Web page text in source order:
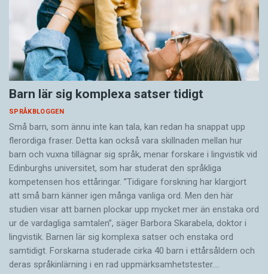
Barn lär sig komplexa satser tidigt
SPRÅKBLOGGEN
Små barn, som ännu inte kan tala, kan redan ha snappat upp
flerordiga fraser. Detta kan också vara skillnaden mellan hur
barn och vuxna tillägnar sig språk, menar forskare i lingvistik vid
Edinburghs universitet, som har studerat den språkliga
kompetensen hos ettåringar. ”Tidigare forskning har klargjort
att små barn känner igen många vanliga ord. Men den här
studien visar att barnen plockar upp mycket mer än enstaka ord
ur de vardagliga samtalen”, säger Barbora Skarabela, doktor i
lingvistik. Barnen lär sig komplexa satser och enstaka ord
samtidigt. Forskarna studerade cirka 40 barn i ettårsåldern och
deras språkinlärning i en rad uppmärksamhetstester.…